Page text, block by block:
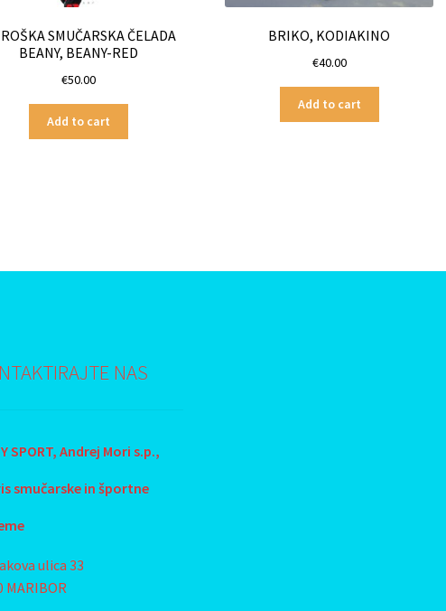
SMUČARSKA ČELADA
BEANY, BEANY-RED
€50.00
Add to cart
BRIKO, KODIAKINO
€40.00
Add to cart
NAS
SPORT, Andrej Mori s.p.,
smučarske in športne
ulica 33
MARIBOR